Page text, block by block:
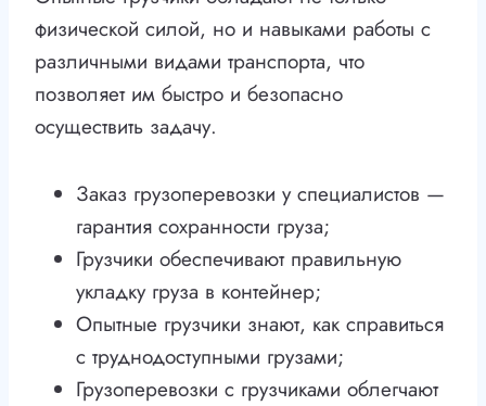
физической силой, но и навыками работы с
различными видами транспорта, что
позволяет им быстро и безопасно
осуществить задачу.
Заказ грузоперевозки у специалистов —
гарантия сохранности груза;
Грузчики обеспечивают правильную
укладку груза в контейнер;
Опытные грузчики знают, как справиться
с труднодоступными грузами;
Грузоперевозки с грузчиками облегчают